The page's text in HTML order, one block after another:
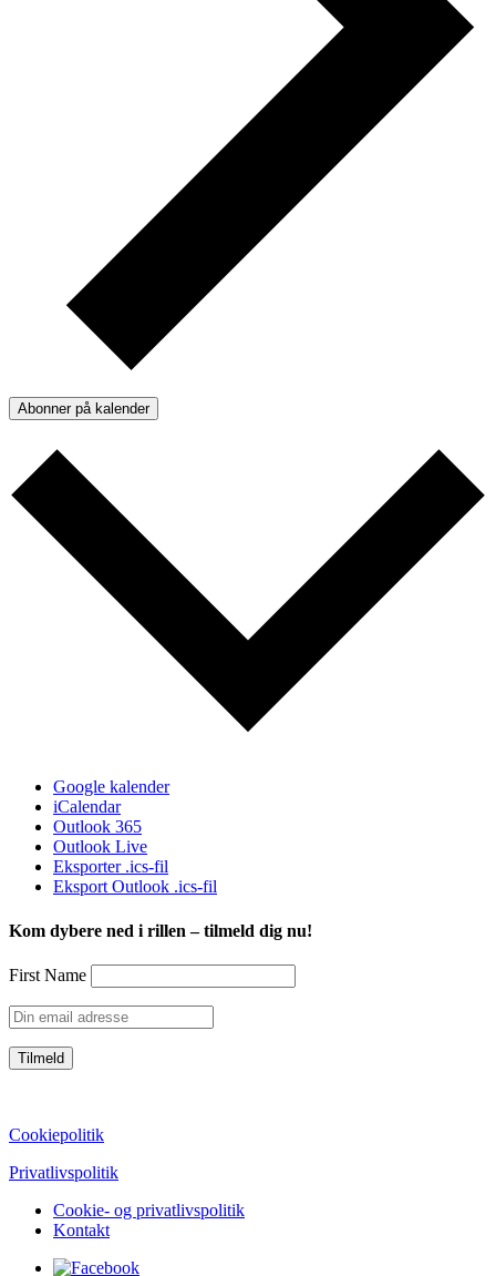
Abonner på kalender
Google kalender
iCalendar
Outlook 365
Outlook Live
Eksporter .ics-fil
Eksport Outlook .ics-fil
Kom dybere ned i rillen – tilmeld dig nu!
First Name
Cookiepolitik
Privatlivspolitik
Cookie- og privatlivspolitik
Kontakt